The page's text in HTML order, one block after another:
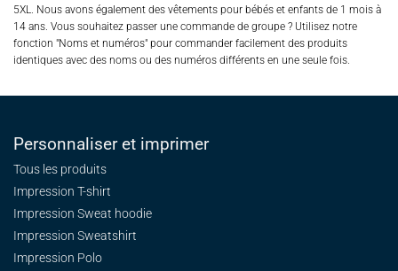
5XL. Nous avons également des vêtements pour bébés et enfants de 1 mois à
14 ans. Vous souhaitez passer une commande de groupe ? Utilisez notre
fonction "Noms et numéros" pour commander facilement des produits
identiques avec des noms ou des numéros différents en une seule fois.
Personnaliser et imprimer
Tous les produits
Impression T-shirt
Impression Sweat hoodie
Impression Sweatshirt
Impression Polo